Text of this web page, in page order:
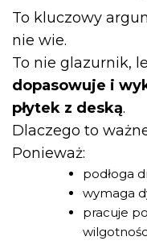
To kluczowy
nie wie.
To nie glazurnik,
dopasowuje i
płytek z deską.
Dlaczego to
Ponieważ:
podłoga
wymaga
pracuje